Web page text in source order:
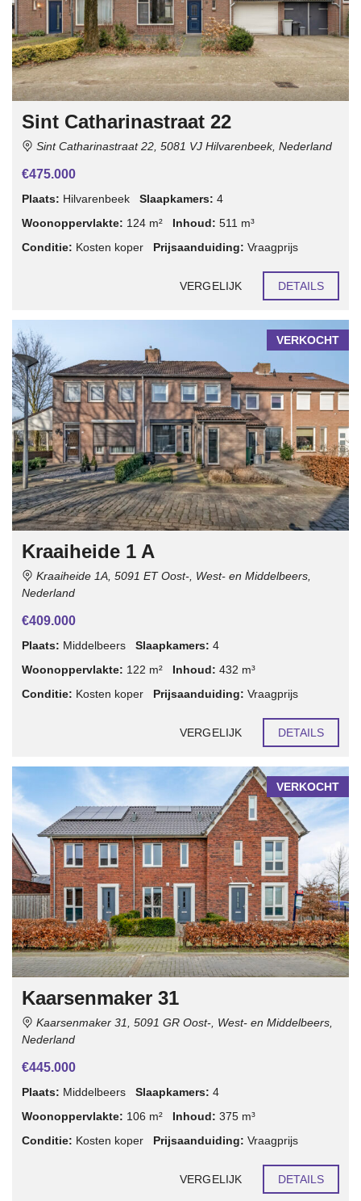
Sint Catharinastraat 22
Sint Catharinastraat 22, 5081 VJ Hilvarenbeek, Nederland
€475.000
Plaats: Hilvarenbeek Slaapkamers: 4
Woonoppervlakte: 124 m² Inhoud: 511 m³
Conditie: Kosten koper Prijsaanduiding: Vraagprijs
VERGELIJK DETAILS
VERKOCHT
Kraaiheide 1 A
Kraaiheide 1A, 5091 ET Oost-, West- en Middelbeers,
Nederland
€409.000
Plaats: Middelbeers Slaapkamers: 4
Woonoppervlakte: 122 m² Inhoud: 432 m³
Conditie: Kosten koper Prijsaanduiding: Vraagprijs
VERGELIJK DETAILS
VERKOCHT
Kaarsenmaker 31
Kaarsenmaker 31, 5091 GR Oost-, West- en Middelbeers,
Nederland
€445.000
Plaats: Middelbeers Slaapkamers: 4
Woonoppervlakte: 106 m² Inhoud: 375 m³
Conditie: Kosten koper Prijsaanduiding: Vraagprijs
VERGELIJK DETAILS